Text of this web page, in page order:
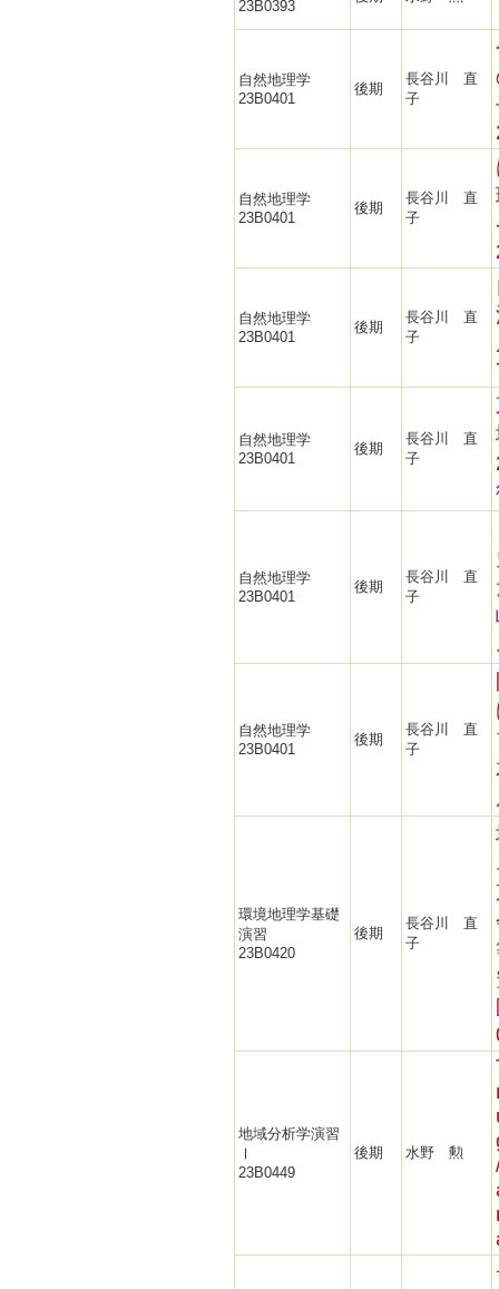
23B0393
自然地理学
23B0401
後期
長谷川 直
子
自然地理学
23B0401
後期
長谷川 直
子
自然地理学
23B0401
後期
長谷川 直
子
自然地理学
23B0401
後期
長谷川 直
子
自然地理学
23B0401
後期
長谷川 直
子
自然地理学
23B0401
後期
長谷川 直
子
環境地理学基礎
演習
23B0420
後期
長谷川 直
子
地域分析学演習
Ⅰ
23B0449
後期 水野 勲